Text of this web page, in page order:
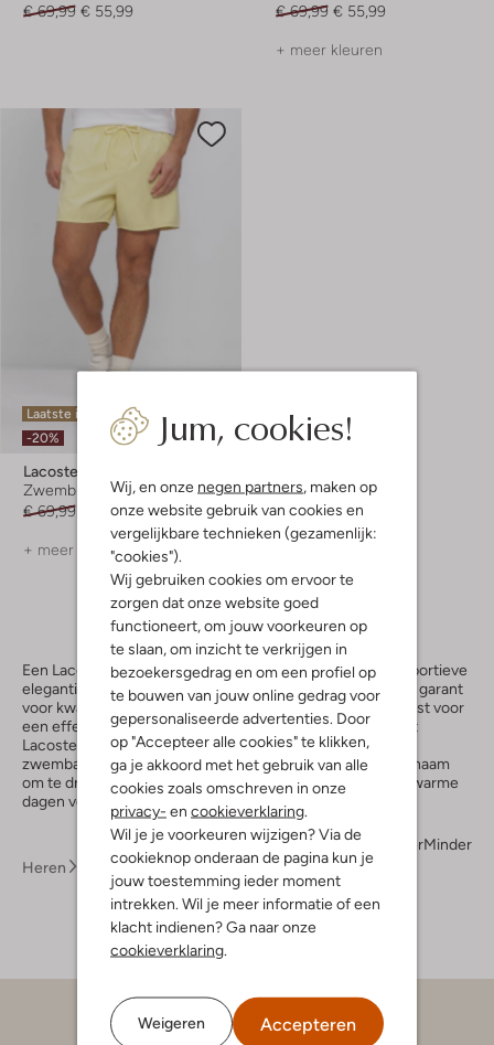
Jum, cookies!
Wij, en onze negen partners , maken op
onze website gebruik van cookies en
vergelijkbare technieken (gezamenlijk:
"cookies").
Wij gebruiken cookies om ervoor te
zorgen dat onze website goed
functioneert, om jouw voorkeuren op
te slaan, om inzicht te verkrijgen in
bezoekersgedrag en om een profiel op
te bouwen van jouw online gedrag voor
gepersonaliseerde advertenties. Door
op "Accepteer alle cookies" te klikken,
ga je akkoord met het gebruik van alle
cookies zoals omschreven in onze
privacy- en cookieverklaring
Wil je je voorkeuren wijzigen? Via de
cookieknop onderaan de pagina kun je
jouw toestemming ieder moment
intrekken. Wil je meer informatie of een
klacht indienen? Ga naar onze
cookieverklaring
Weigeren Accepteren
€ 69,99 € 55,99
€ 69,99 € 55,99
+ meer kleuren
Laatste item
-20%
Lacoste
Zwembroek
€ 69,99
€ 55,99
+ meer kleuren
Een Lacoste zwembroek is de perfecte combinatie van sportieve
elegantie en comfort. Het iconische krokodillenlogo staat garant
voor kwaliteit, stijl en een verfijnde uitstraling. Of je nu kiest voor
een effen kleur of een zwembroek met subtiele print, met
Lacoste zie je er altijd verzorgd uit op het strand of bij het
zwembad. De materialen zijn sneldrogend, licht en aangenaam
om te dragen, wat deze zwembroeken ideaal maakt voor warme
dagen vol waterplezier.
MeerMinder
Heren
Kleding Zwembroeken